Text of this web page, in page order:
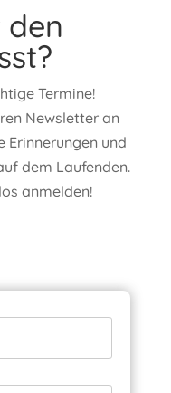
den
Termine!
Newsletter an
Erinnerungen und
dem Laufenden.
anmelden!